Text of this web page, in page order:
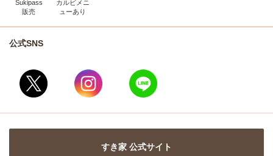
Sukipass
販売
カルビメニ
ューあり
公式SNS
すき家 公式サイト